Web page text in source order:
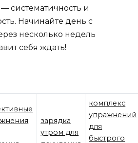
систематичность и
Начинайте день с
несколько недель
себя ждать!
зарядка
утром для
комплекс
упражнений
для
быстрого